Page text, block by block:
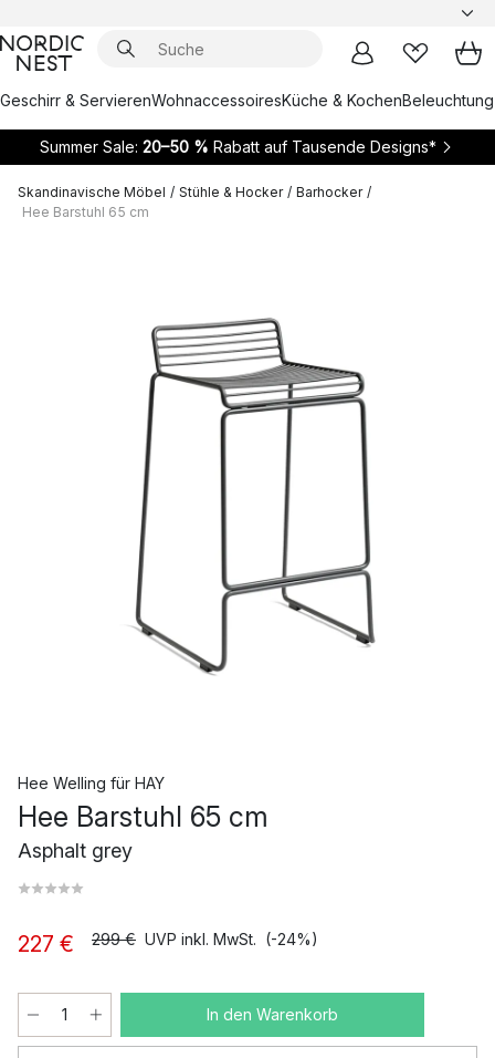
Geschirr & ServierenWohnaccessoiresKüche & KochenBeleuchtung
Summer Sale: 20–50 % Rabatt auf Tausende Designs*
Skandinavische Möbel / Stühle & Hocker / Barhocker /
Hee Barstuhl 65 cm
Hee Welling für HAY
Hee Barstuhl 65 cm
Asphalt grey
227 € 299 € UVP inkl. MwSt. (-24%)
In den Warenkorb